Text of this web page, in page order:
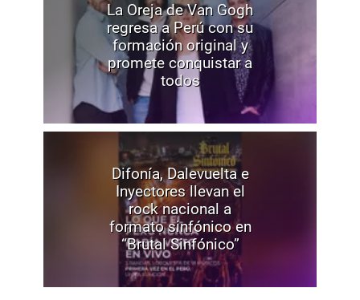
La Oreja de Van Gogh
regresa a Perú con su
formación original y
promete conquistar a
todos
Difonía, Dalevuelta e
Inyectores llevan el
rock nacional a
formato sinfónico en
“Brutal Sinfónico”